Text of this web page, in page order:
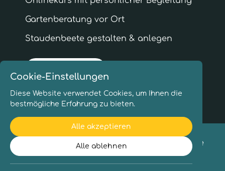
Garten­beratung vor Ort
Staudenbeete gestalten & anlegen
© Copyright 2026 | Flower Power – Blühende
Gärten
Cookie-Einstellungen
Diese Website verwendet Cookies, um Ihnen die
bestmögliche Erfahrung zu bieten.
Alle akzeptieren
Alle ablehnen